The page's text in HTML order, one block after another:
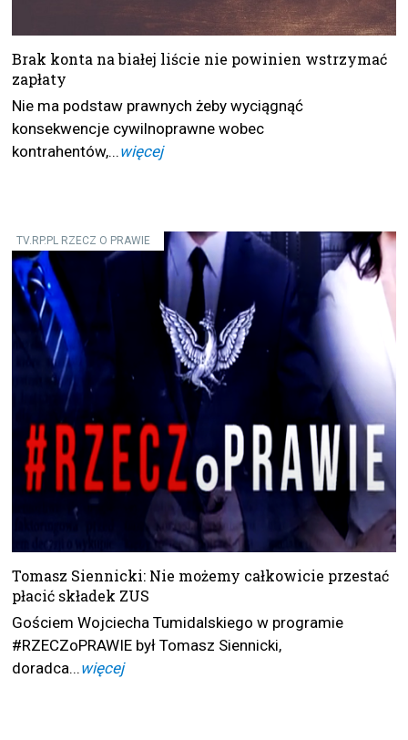
Brak konta na białej liście nie powinien wstrzymać
zapłaty
Nie ma podstaw prawnych żeby wyciągnąć
konsekwencje cywilnoprawne wobec
kontrahentów,... więcej
TV.RP.PL RZECZ O PRAWIE
Tomasz Siennicki: Nie możemy całkowicie przestać
płacić składek ZUS
Gościem Wojciecha Tumidalskiego w programie
#RZECZoPRAWIE był Tomasz Siennicki,
doradca... więcej